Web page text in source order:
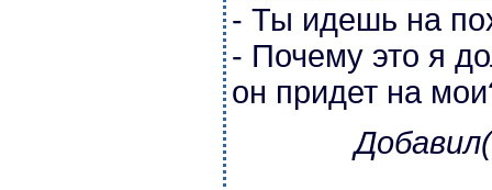
- Ты идешь на
- Почему это я
он придет на